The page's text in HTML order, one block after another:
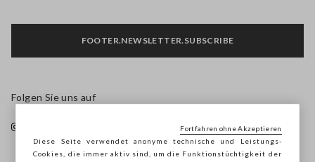
FOOTER.NEWSLETTER.SUBSCRIBE
Folgen Sie uns auf
Diese Seite verwendet anonyme technische und Leistungs-
Cookies, die immer aktiv sind, um die Funktionstüchtigkeit der
Fortfahren ohne Akzeptieren